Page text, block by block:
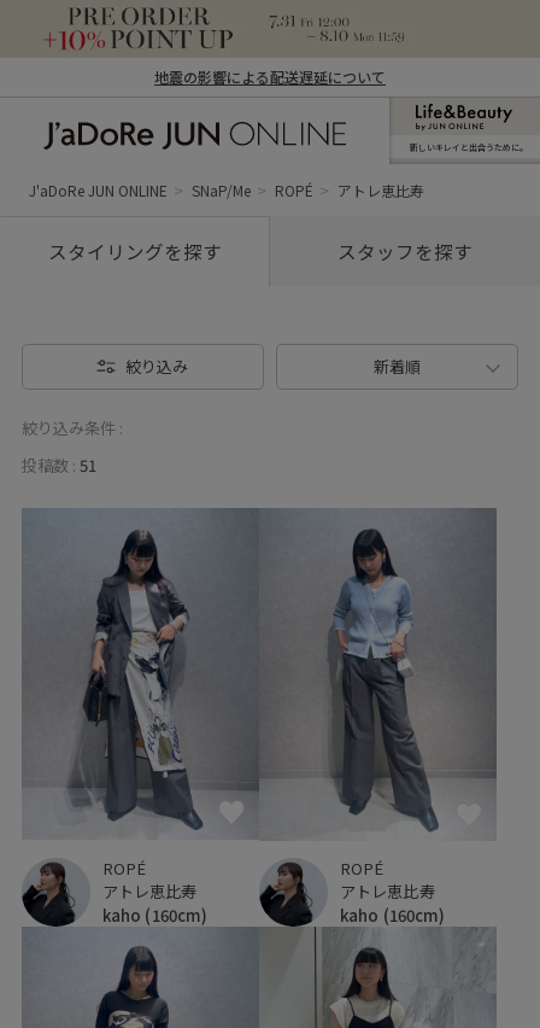
地震の影響による配送遅延について
ン オンライン）
新しいキレイと出合うために。
J'aDoRe JUN ONLINE SNaP/Me ROPÉ アトレ恵比寿
スタイリングを探す スタッフを探す
絞り込み 新着順
絞り込み条件 :
投稿数 : 51
ROPÉ
アトレ恵比寿
kaho (160cm)
ROPÉ
アトレ恵比寿
kaho (160cm)